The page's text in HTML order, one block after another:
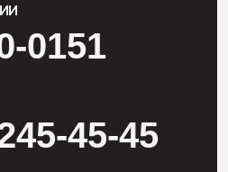
0151
45-45